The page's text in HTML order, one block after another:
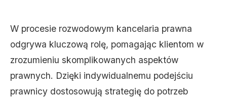
W procesie rozwodowym kancelaria prawna
odgrywa kluczową rolę, pomagając klientom w
zrozumieniu skomplikowanych aspektów
prawnych. Dzięki indywidualnemu podejściu
prawnicy dostosowują strategię do potrzeb